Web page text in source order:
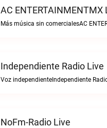
AC ENTERTAINMENTMX
Independiente Radio Live
Voz independienteIndependiente
NoFm-Radio Live